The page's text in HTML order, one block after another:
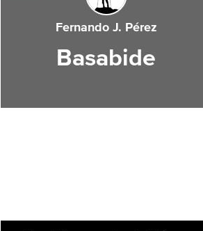
Fernando J. Pérez
Basabide